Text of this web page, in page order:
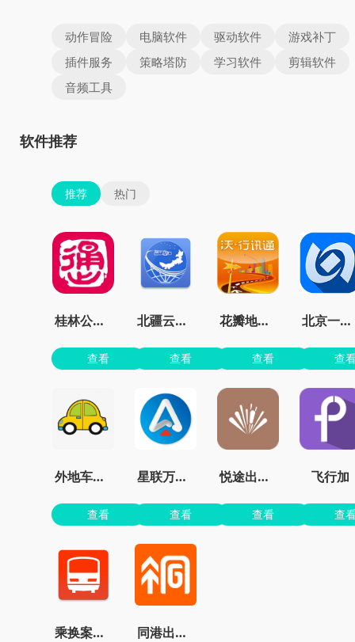
动作冒险 电脑软件 驱动软件
游戏补丁
插件服务
策略塔防 学习软件
剪辑软件
音频工具
软件推荐
推荐 热门
桂林公交车到站实时查询app
查看
北疆云遥app官方版
查看
花瓣地图最新版本
查看
北京一卡通官方免费
查
外地车在京畅行APP
查看
星联万物定位
查看
悦途出行管家app
查看
飞行加
查
乘换案内官网 同港出行车主端